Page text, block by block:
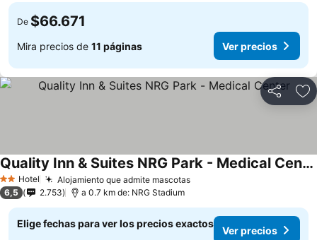
De $66.671
Mira precios de 11 páginas Ver precios
Compartir
2 Estrellas
Hotel Alojamiento que admite mascotasVer precios
Quality Inn & Suites NRG Park - Medical Center
Ver precios
6,5 2.753 a 0.7 km de: NRG Stadium
Elige fechas para ver los precios exactos
Ver precios